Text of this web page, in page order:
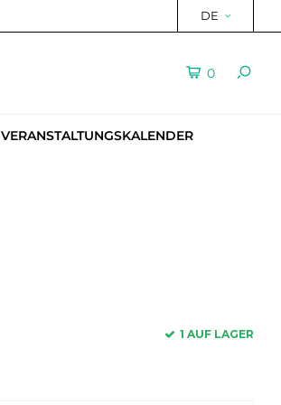
DE
0
VERANSTALTUNGSKALENDER
1 AUF LAGER